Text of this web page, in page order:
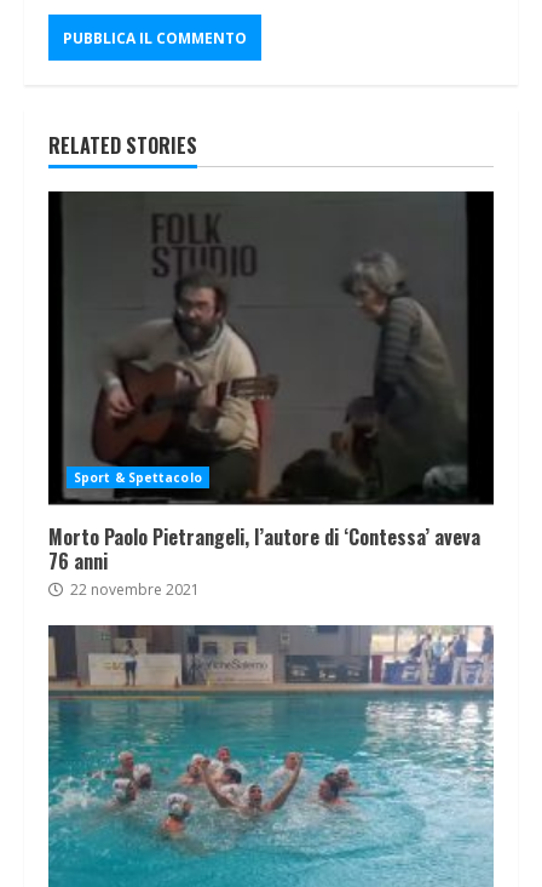
RELATED STORIES
Sport & Spettacolo
Morto Paolo Pietrangeli, l’autore di ‘Contessa’ aveva
76 anni
22 novembre 2021